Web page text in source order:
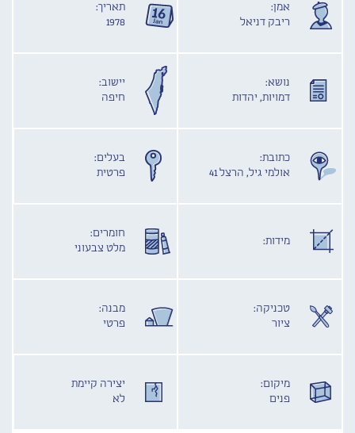
אמן:
ריבק דניאל
תאריך:
1978
נושא:
דמויות, יהדות
יישוב:
חיפה
כתובת:
אולמי גיל, הרצל 41
בעלים:
פרטית
מידות:
חומרים:
מלט צבעוני
טכניקה:
ציור
מבנה:
פרטי
מיקום:
פנים
יצירה קיימת
לא